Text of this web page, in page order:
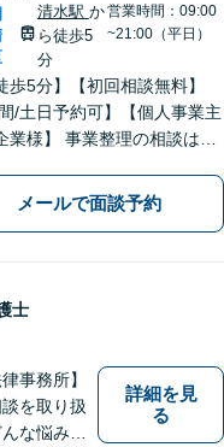
清水駅 か
ら徒歩5
分
営業時間：09:00
~21:00（平日）
歩5分】【初回相談無料】
間/土日予約可】【個人事業主
業様】 事業整理の相談はお
・交通事故・借金・刑事事
ラブルなど身近な法律問題
メールで面談予約
士
事務所】
を取り扱
な悩みや
詳細を見
る